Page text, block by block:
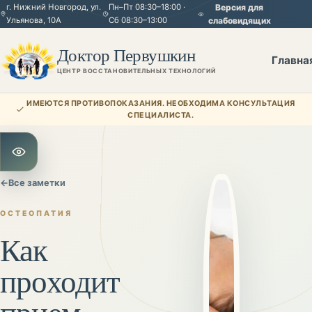
г. Нижний Новгород, ул.
Ульянова, 10А
Пн–Пт 08:30–18:00 ·
Сб 08:30–13:00
Версия для
слабовидящих
Доктор Первушкин
ЦЕНТР ВОССТАНОВИТЕЛЬНЫХ ТЕХНОЛОГИЙ
Открыть настройки для слабовидящих
ИМЕЮТСЯ ПРОТИВОПОКАЗАНИЯ. НЕОБХОДИМА КОНСУЛЬТАЦИЯ
СПЕЦИАЛИСТА.
←Все заметки
ОСТЕОПАТИЯ
Как
проходит